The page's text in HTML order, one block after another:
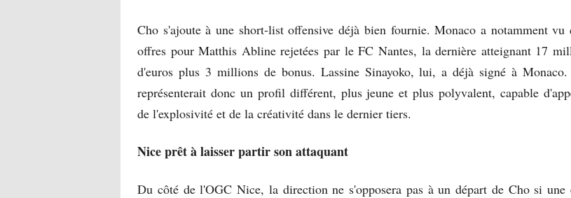
Cho s'ajoute à une short-list offensive déjà bien fournie. Monaco a notamment vu
offres pour Matthis Abline rejetées par le FC Nantes, la dernière atteignant 17
d'euros plus 3 millions de bonus. Lassine Sinayoko, lui, a déjà signé à
représenterait donc un profil différent, plus jeune et plus polyvalent, capable
de l'explosivité et de la créativité dans le dernier tiers.
Nice prêt à laisser partir son attaquant
Du côté de l'OGC Nice, la direction ne s'opposera pas à un départ de Cho si une